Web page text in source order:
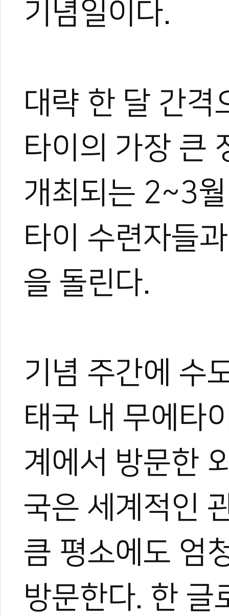
기념일이다.
대략 한 달 간
타이의 가장 큰
개최되는 2~3
타이 수련자들
을 돌린다.
기념 주간에 수
태국 내 무에타
계에서 방문한
국은 세계적인
큼 평소에도 엄
방문한다. 한 글